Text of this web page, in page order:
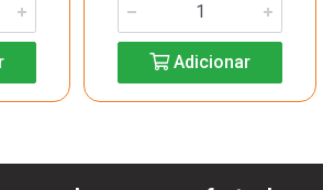
Adicionar